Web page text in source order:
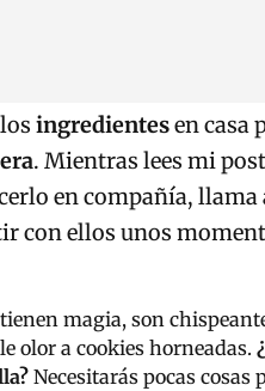
losingredientesen casa
. Mientras lees mi
en compañía, llama
con ellos unos
tienen magia, son
olor a cookies horneadas.
Necesitarás pocas cosas